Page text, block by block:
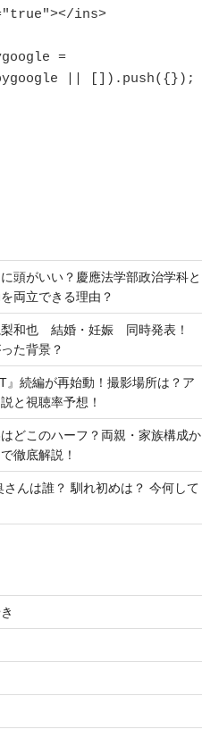
ins>
|| []).push({});
頭がいい？慶應法学部政治学科と
両立できる理由？
和也 結婚・妊娠 同時発表！
た背景？
』続編が再始動！撮影場所は？ア
と視聴率予想！
どこのハーフ？両親・家族構成か
徹底解説！
んは誰？ 馴れ初めは？ 今何して